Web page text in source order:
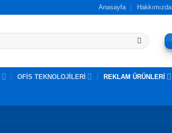
Anasayfa Hakkımızda
OFİS TEKNOLOJİLERİ REKLAM ÜRÜNLERİ